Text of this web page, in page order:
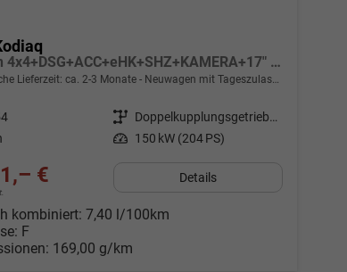
Selection 4x4+DSG+ACC+eHK+SHZ+KAMERA+17" ALU
Lieferzeit: ca. 2-3 Monate Neuwagen mit Tageszulassung
Getriebe
Doppelkupplungsgetriebe (DSG)
Leistung 150 kW (204 PS)
€ Details
kombiniert: 7,40 l/100km
F
169,00 g/km